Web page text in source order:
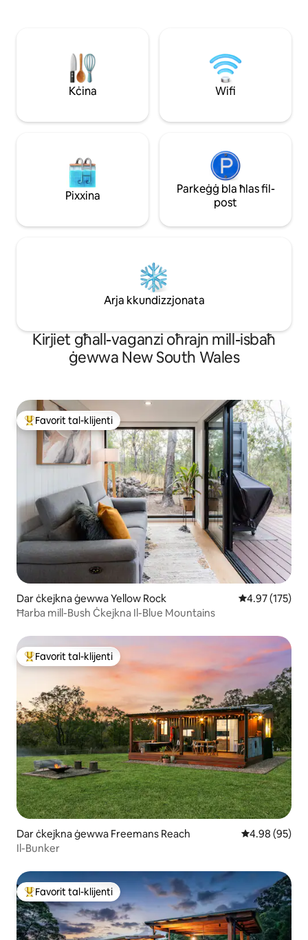
ikel. Aħna ninsabu biss 40 minuta 'l
bogħod minn Mudgee u 10 minuti' l
bogħod minn Rylstone biż-żewġ bliet li
għandhom fabbriki tal-inbid u ristoranti
benesseri oħra
Hosts fil-qrib jekk
sawna se tiftaħ
Kċina Wifi
Pixxina
Parkeġġ bla ħlas fil-
post
Arja kkundizzjonata
Kirjiet għall-vaganzi oħrajn mill-isbaħ
ġewwa New South Wales
Wieħed mill-aqwa favoriti tal-klijenti
Favorit tal-klijenti
Dar ċkejkna ġewwa Yellow Rock Rating medju
4.97 (175)
Ħarba mill-Bush Ċkejkna Il-Blue Mountains
Wieħed mill-aqwa favoriti tal-klijenti
Favorit tal-klijenti
Dar ċkejkna ġewwa Freemans Reach Rating medju
4.98 (95)
Il-Bunker
Wieħed mill-aqwa favoriti tal-klijenti
Favorit tal-klijenti